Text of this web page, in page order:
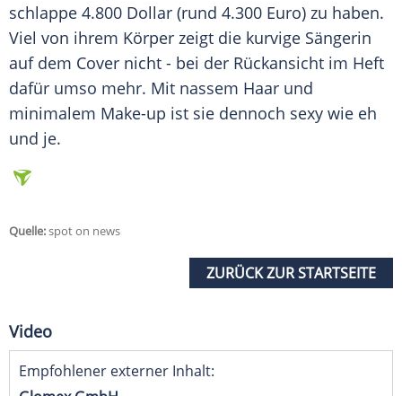
schlappe 4.800 Dollar (rund 4.300 Euro) zu haben.
Viel von ihrem Körper zeigt die kurvige Sängerin
auf dem Cover nicht - bei der Rückansicht im Heft
dafür umso mehr. Mit nassem Haar und
minimalem Make-up ist sie dennoch sexy wie eh
und je.
Quelle:spot on news
ZURÜCK ZUR STARTSEITE
Video
Empfohlener externer Inhalt: